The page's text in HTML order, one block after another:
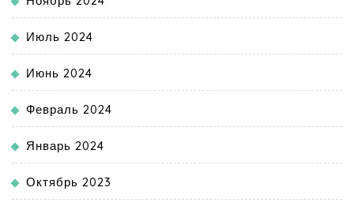
Июль 2024
Июнь 2024
Февраль 2024
Январь 2024
Октябрь 2023